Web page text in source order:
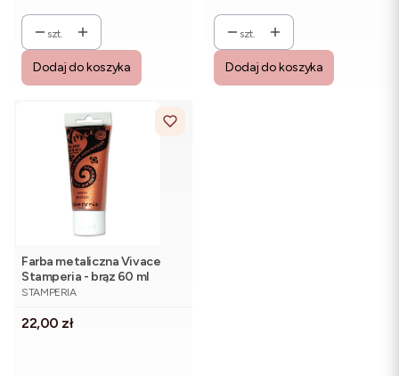
szt.
Dodaj do koszyka
szt.
Dodaj do koszyka
Farba metaliczna Vivace
Stamperia - brąz 60 ml
PRODUCENT
STAMPERIA
Cena
22,00 zł